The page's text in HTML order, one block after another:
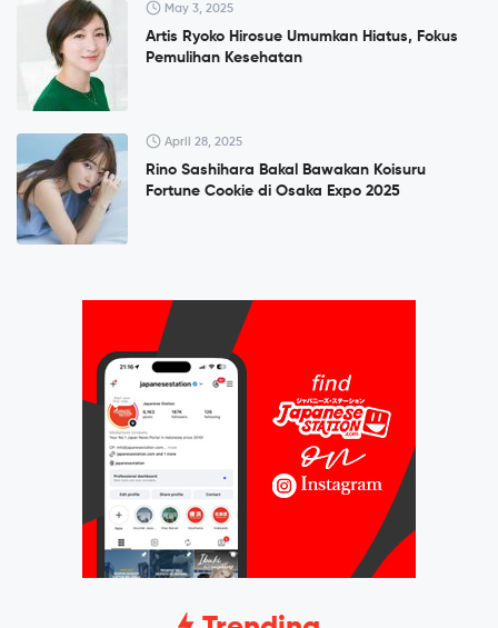
May 3, 2025
Artis Ryoko Hirosue Umumkan Hiatus, Fokus
Pemulihan Kesehatan
April 28, 2025
Rino Sashihara Bakal Bawakan Koisuru
Fortune Cookie di Osaka Expo 2025